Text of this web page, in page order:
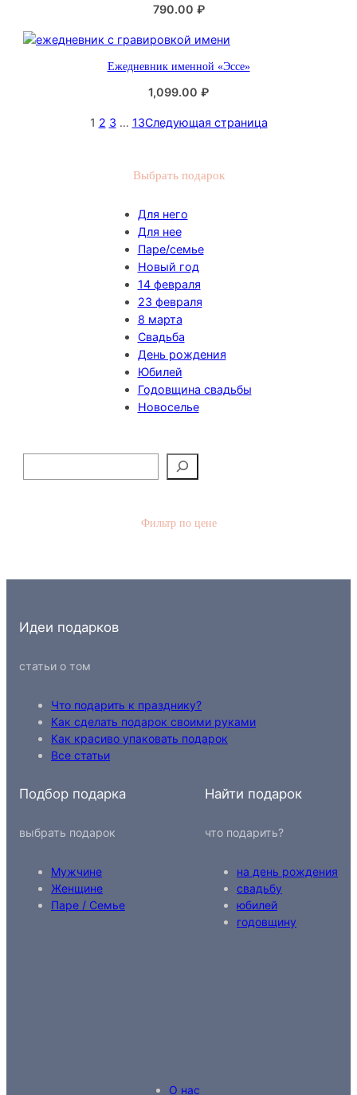
790.00 ₽
Ежедневник именной «Эссе»
1,099.00 ₽
1 2 3 … 13Следующая страница
Выбрать подарок
Для него
Для нее
Паре/семье
Новый год
14 февраля
23 февраля
8 марта
Свадьба
День рождения
Юбилей
Годовщина свадьбы
Новоселье
о
Фильтр по цене
Идеи подарков
статьи о том
Что подарить к празднику?
Как сделать подарок своими руками
Как красиво упаковать подарок
Все статьи
Подбор подарка
выбрать подарок
Мужчине
Женщине
Паре / Семье
Найти подарок
что подарить?
на день рождения
свадьбу
юбилей
годовщину
О нас